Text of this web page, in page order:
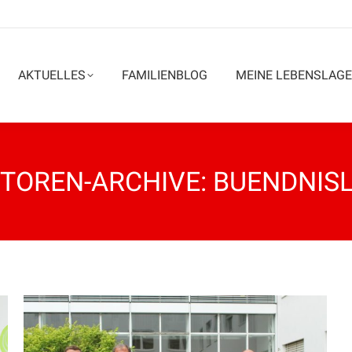
AKTUELLES FAMILIENBLOG MEINE LEBENSLAGE
ARCHIVE: